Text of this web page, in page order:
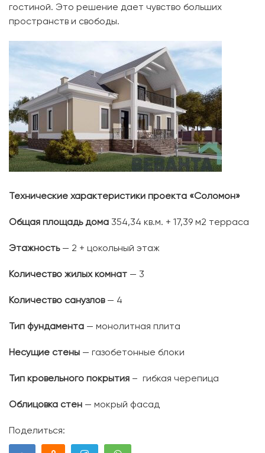
гостиной. Это решение дает чувство больших
пространств и свободы.
Технические характеристики проекта «Соломон»
Общая площадь дома 354,34 кв.м. + 17,39 м2 терраса
Этажность— 2 + цокольный этаж
Количество жилых комнат — 3
Количество санузлов— 4
Тип фундамента — монолитная плита
Несущие стены — газобетонные блоки
Тип кровельного покрытия – гибкая черепица
Облицовка стен — мокрый фасад
Поделиться: